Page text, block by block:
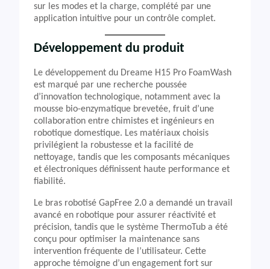
sur les modes et la charge, complété par une
application intuitive pour un contrôle complet.
Développement du produit
Le développement du Dreame H15 Pro FoamWash
est marqué par une recherche poussée
d’innovation technologique, notamment avec la
mousse bio-enzymatique brevetée, fruit d’une
collaboration entre chimistes et ingénieurs en
robotique domestique. Les matériaux choisis
privilégient la robustesse et la facilité de
nettoyage, tandis que les composants mécaniques
et électroniques définissent haute performance et
fiabilité.
Le bras robotisé GapFree 2.0 a demandé un travail
avancé en robotique pour assurer réactivité et
précision, tandis que le système ThermoTub a été
conçu pour optimiser la maintenance sans
intervention fréquente de l’utilisateur. Cette
approche témoigne d’un engagement fort sur